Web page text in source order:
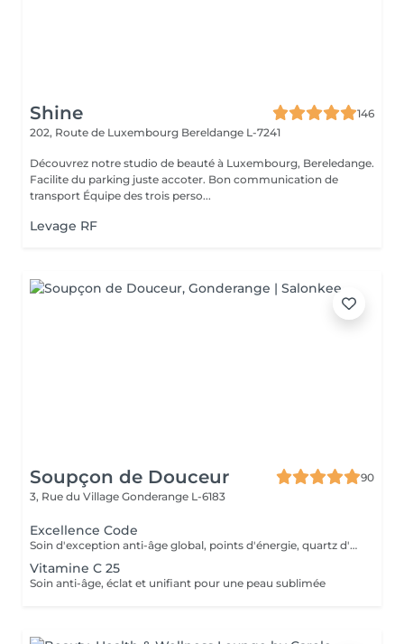
Shine
146
202, Route de Luxembourg Bereldange L-7241
Découvrez notre studio de beauté à Luxembourg, Bereledange.
Facilite du parking juste accoter. Bon communication de
transport Équipe des trois perso...
Levage RF
Soupçon de Douceur
90
3, Rue du Village Gonderange L-6183
Excellence Code
Soin d'exception anti-âge global, points d'énergie, quartz d'aventurine, masque premium en biocellulose
Vitamine C 25
Soin anti-âge, éclat et unifiant pour une peau sublimée